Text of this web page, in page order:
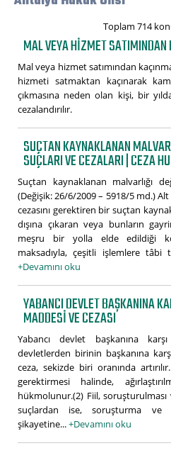
Toplam 714
MAL VEYA HIZMET
Mal veya hizmet satımından
hizmeti satmaktan kaçınarak
çıkmasına neden olan kişi, bir
cezalandırılır.
SUÇTAN KAYNAKLANAN
SUÇLARI VE CEZALARI | CEZA
Suçtan kaynaklanan malvarlığı
(Değişik: 26/6/2009 – 5918/5 md.) Alt
cezasını gerektiren bir suçtan
dışına çıkaran veya bunların
meşru bir yolla elde edildiği
maksadıyla, çeşitli işlemlere
+Devamını oku
YABANCI DEVLET BAŞKANINA
MADDESI VE CEZASI
Yabancı devlet başkanına
devletlerden birinin başkanına
ceza, sekizde biri oranında
gerektirmesi halinde,
hükmolunur.(2) Fiil,
suçlardan ise, soruşturma ve
şikayetine...+Devamını oku